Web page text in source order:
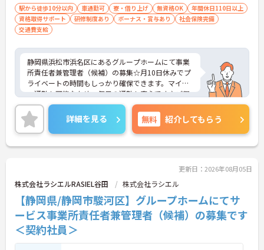
駅から徒歩10分以内 車通勤可 寮・借り上げ 無資格OK
年間休日110日以上
資格取得サポート
研修制度あり ボーナス・賞与あり
社会保険完備
交通費支給
静岡県浜松市浜名区にあるグループホームにて事業
所責任者兼管理者（候補）の募集☆月10日休みでプ
ライベートの時間もしっかり確保できます。マイカ
ー通勤も可能なため、毎日の通勤も安心です♪ご興
味のある方には、面接対策ポイントなど、さらに詳
細をご案内しますのでお気軽にご相談ください！
詳細を見る 無料 紹介してもらう
更新日：2026年08月05日
株式会社ラシエルRASIEL谷田 株式会社ラシエル
【静岡県/静岡市駿河区】グループホームにてサ
ービス事業所責任者兼管理者（候補）の募集です
＜契約社員＞